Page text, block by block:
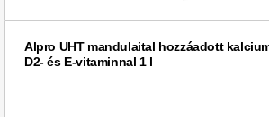
Alpro UHT mandulaital hozzáadott
D2- és E-vitaminnal 1 l